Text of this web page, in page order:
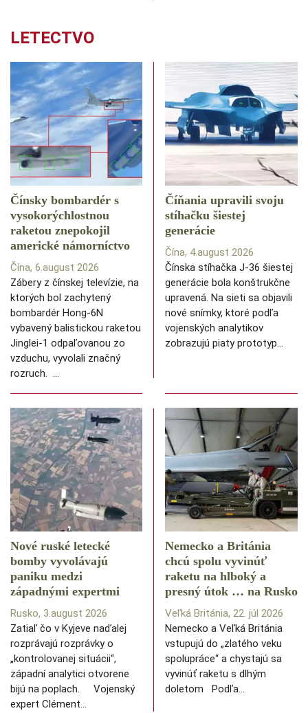
LETECTVO
Čínsky bombardér s
vysokorýchlostnou
raketou znepokojil
americké námorníctvo
Čína, 6.august 2026
Zábery z čínskej televízie, na
ktorých bol zachytený
bombardér Hong-6N
vybavený balistickou raketou
Jinglei-1 odpaľovanou zo
vzduchu, vyvolali značný
rozruch. …
Číňania upravili svoju
stíhačku šiestej
generácie
Čína, 4.august 2026
Čínska stíhačka J-36 šiestej
generácie bola konštrukčne
upravená. Na sieti sa objavili
nové snímky, ktoré podľa
vojenských analytikov
zobrazujú piaty prototyp…
Nové ruské letecké
bomby vyvolávajú
paniku medzi
západnými expertmi
Rusko, 3.august 2026
Zatiaľ čo v Kyjeve naďalej
rozprávajú rozprávky o
„kontrolovanej situácii“,
západní analytici otvorene
bijú na poplach. Vojenský
expert Clément…
Nemecko a Británia
chcú spolu vyvinúť
raketu na hlboký a
presný útok … na Rusko
Veľká Británia, 22. júl 2026
Nemecko a Veľká Británia
vstupujú do „zlatého veku
spolupráce“ a chystajú sa
vyvinúť raketu s dlhým
doletom Podľa…